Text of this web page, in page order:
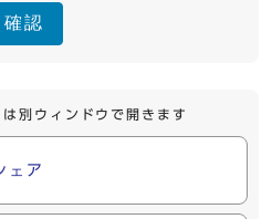
確認
別ウィンドウで開きます
ェア